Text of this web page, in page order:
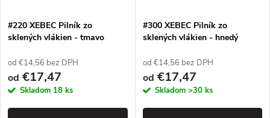
v
#220 XEBEC Pilník zo
sklených vlákien - tmavo
od €14,56 bez DPH
od €17,47
Skladom 18 ks
#300 XEBEC Pilník zo
sklených vlákien - hnedý
od €14,56 bez DPH
od €17,47
Skladom >30 ks